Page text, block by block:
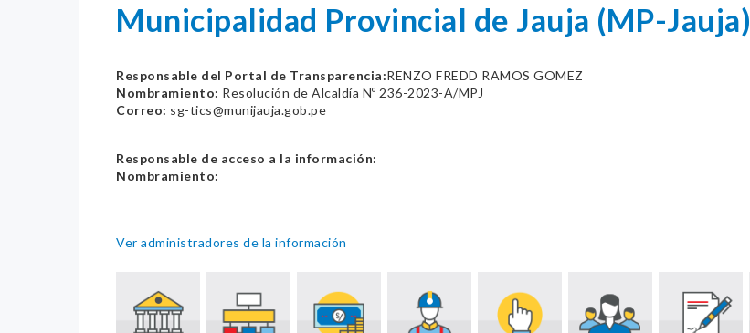
Municipalidad Provincial de Jauja (MP-Jauja)
Responsable del Portal de Transparencia:RENZO FREDD RAMOS GOMEZ
Nombramiento: Resolución de Alcaldía Nº 236-2023-A/MPJ
Correo: sg-tics@munijauja.gob.pe
Responsable de acceso a la información:
Nombramiento:
Ver administradores de la información